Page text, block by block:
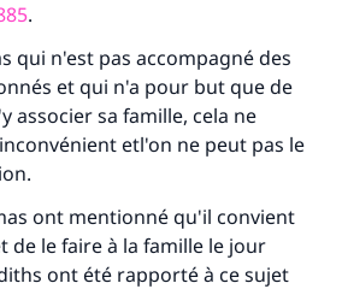
.
qui n'est pas accompagné des
et qui n'a pour but que de
associer sa famille, cela ne
etl'on ne peut pas le
ont mentionné qu'il convient
de le faire à la famille le jour
ont été rapporté à ce sujet
dans la vie de
grâce à votre